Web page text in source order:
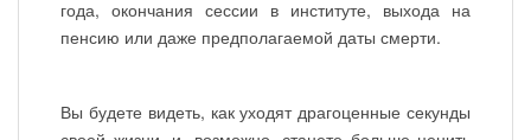
года, окончания сессии в институте, выхода на
пенсию или даже предполагаемой даты смерти.
Вы будете видеть, как уходят драгоценные секунды